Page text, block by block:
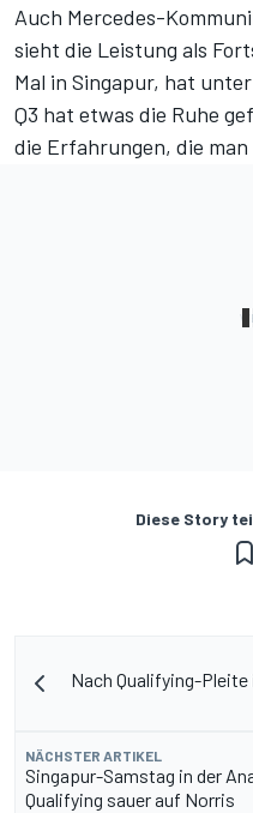
Auch Mercedes-
sieht die Leistung als
Mal in Singapur, hat
Q3 hat etwas die Ruhe
die Erfahrungen, die man
Diese Story
Nach Qualifying-
NÄCHSTER ARTIKEL
Singapur-Samstag in der
Qualifying sauer auf Norris